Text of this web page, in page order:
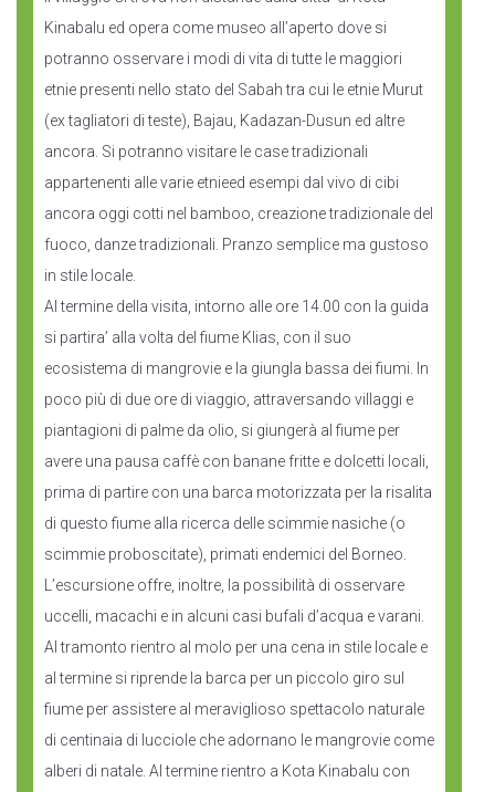
Kinabalu ed opera come museo all’aperto dove si
potranno osservare i modi di vita di tutte le maggiori
etnie presenti nello stato del Sabah tra cui le etnie Murut
(ex tagliatori di teste), Bajau, Kadazan-Dusun ed altre
ancora. Si potranno visitare le case tradizionali
appartenenti alle varie etnieed esempi dal vivo di cibi
ancora oggi cotti nel bamboo, creazione tradizionale del
fuoco, danze tradizionali. Pranzo semplice ma gustoso
in stile locale.
Al termine della visita, intorno alle ore 14.00 con la guida
si partira’ alla volta del fiume Klias, con il suo
ecosistema di mangrovie e la giungla bassa dei fiumi. In
poco più di due ore di viaggio, attraversando villaggi e
piantagioni di palme da olio, si giungerà al fiume per
avere una pausa caffè con banane fritte e dolcetti locali,
prima di partire con una barca motorizzata per la risalita
di questo fiume alla ricerca delle scimmie nasiche (o
scimmie proboscitate), primati endemici del Borneo.
L’escursione offre, inoltre, la possibilità di osservare
uccelli, macachi e in alcuni casi bufali d’acqua e varani.
Al tramonto rientro al molo per una cena in stile locale e
al termine si riprende la barca per un piccolo giro sul
fiume per assistere al meraviglioso spettacolo naturale
di centinaia di lucciole che adornano le mangrovie come
alberi di natale. Al termine rientro a Kota Kinabalu con